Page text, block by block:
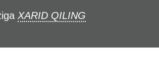
XARID QILING